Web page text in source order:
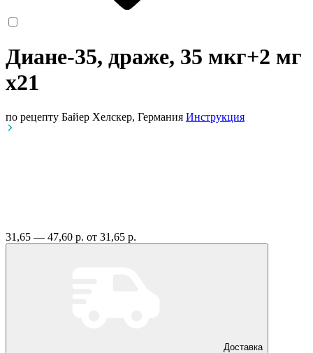
Диане-35, драже, 35 мкг+2 мг
x21
по рецепту Байер Хелскер, Германия Инструкция
31,65 — 47,60 р. от 31,65 р.
Доставка